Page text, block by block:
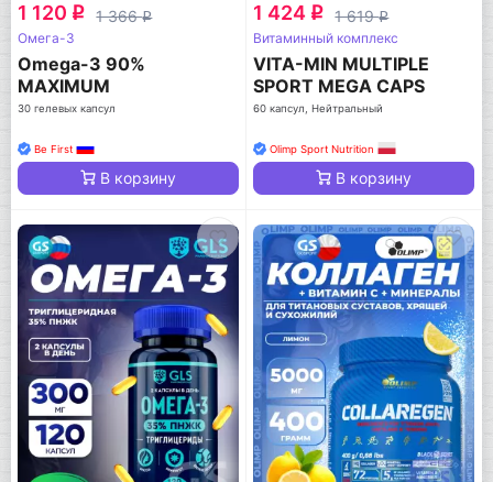
1 120 q 1 366q
Омега-3
Omega-3 90%
MAXIMUM
CONCENTRATION
30 гелевых капсул
Be First
В корзину
1 424 q 1 619q
Витаминный комплекс
VITA-MIN MULTIPLE
SPORT MEGA CAPS
60 капсул, Нейтральный
Olimp Sport Nutrition
В корзину